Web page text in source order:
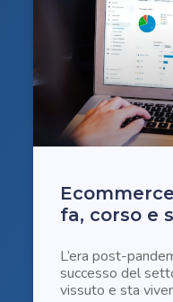
fa, corso e
L’era post-
successo del
vissuto e sta